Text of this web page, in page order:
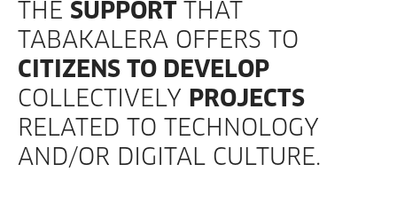
THE SUPPORT
THAT
TABAKALERA OFFERS TO
CITIZENS TO DEVELOP
COLLECTIVELY
PROJECTS
RELATED TO TECHNOLOGY
AND/OR DIGITAL CULTURE.